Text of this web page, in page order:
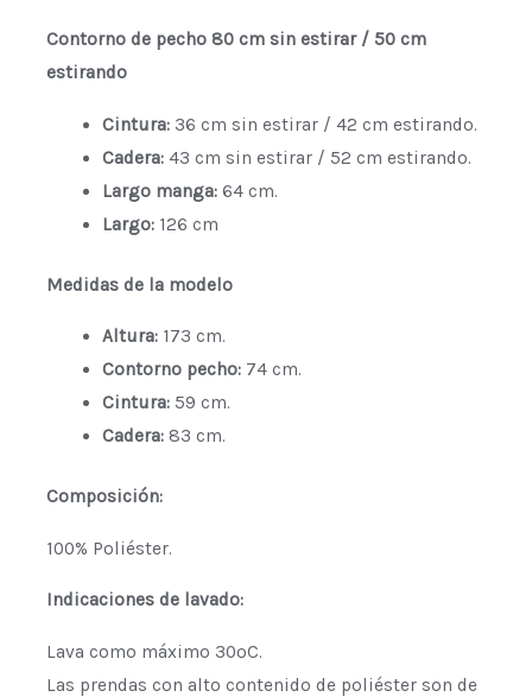
Contorno de pecho 80 cm sin estirar / 50 cm
estirando
Cintura:36 cm sin estirar / 42 cm estirando.
Cadera:43 cm sin estirar / 52 cm estirando.
Largo manga:64 cm.
Largo:126 cm
Medidas de la modelo
Altura:173 cm.
Contorno pecho:74 cm.
Cintura:59 cm.
Cadera:83 cm.
Composición:
100% Poliéster.
Indicaciones de lavado:
Lava como máximo 30ºC.
Las prendas con alto contenido de poliéster son de